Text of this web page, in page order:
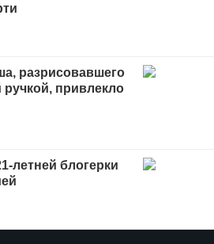
разрисовавшего
ручкой, привлекло
летней блогерки